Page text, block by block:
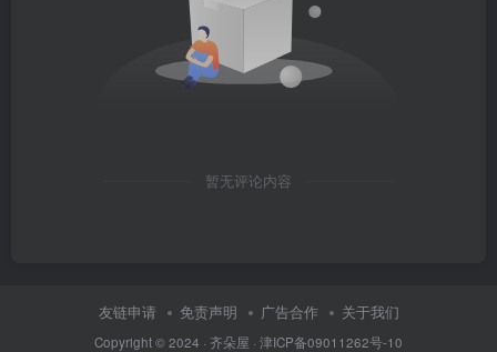
暂无评论内容
友链申请 免责声明 广告合作 关于我们
Copyright © 2024 · 齐朵屋 · 津ICP备09011262号-10